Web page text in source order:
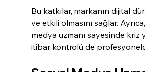
Bu katkılar, markanın dijital
ve etkili olmasını sağlar.
medya uzmanı sayesinde kriz
itibar kontrolü de